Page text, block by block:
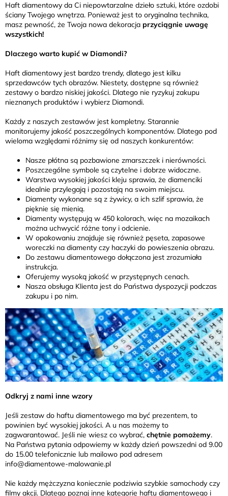
Haft diamentowy da Ci niepowtarzalne dzieło sztuki, które ozdobi
ściany Twojego wnętrza. Ponieważ jest to oryginalna technika,
masz pewność, że Twoja nowa dekoracja przyciągnie uwagę
wszystkich!
Dlaczego warto kupić w Diamondi?
Haft diamentowy jest bardzo trendy, dlatego jest kilku
sprzedawców tych obrazów. Niestety, dostępne są również
zestawy o bardzo niskiej jakości. Dlatego nie ryzykuj zakupu
nieznanych produktów i wybierz Diamondi.
Każdy z naszych zestawów jest kompletny. Starannie
monitorujemy jakość poszczególnych komponentów. Dlatego pod
wieloma względami różnimy się od naszych konkurentów:
Nasze płótna są pozbawione zmarszczek i nierówności.
Poszczególne symbole są czytelne i dobrze widoczne.
Warstwa wysokiej jakości kleju sprawia, że diamenciki
idealnie przylegają i pozostają na swoim miejscu.
Diamenty wykonane są z żywicy, a ich szlif sprawia, że
pięknie się mienią.
Diamenty występują w 450 kolorach, więc na mozaikach
można uchwycić różne tony i odcienie.
W opakowaniu znajduje się również pęseta, zapasowe
woreczki na diamenty czy haczyki do powieszenia obrazu.
Do zestawu diamentowego dołączona jest zrozumiała
instrukcja.
Oferujemy wysoką jakość w przystępnych cenach.
Nasza obsługa Klienta jest do Państwa dyspozycji podczas
zakupu i po nim.
Odkryj z nami inne wzory
Jeśli zestaw do haftu diamentowego ma być prezentem, to
powinien być wysokiej jakości. A u nas możemy to
zagwarantować. Jeśli nie wiesz co wybrać, chętnie pomożemy.
Na Państwa pytania odpowiemy w każdy dzień powszedni od 9.00
do 15.00 telefonicznie lub mailowo pod adresem
info@diamentowe-malowanie.pl
Nie każdy mężczyzna koniecznie podziwia szybkie samochody czy
filmy akcji. Dlatego poznaj inne kategorie haftu diamentowego i